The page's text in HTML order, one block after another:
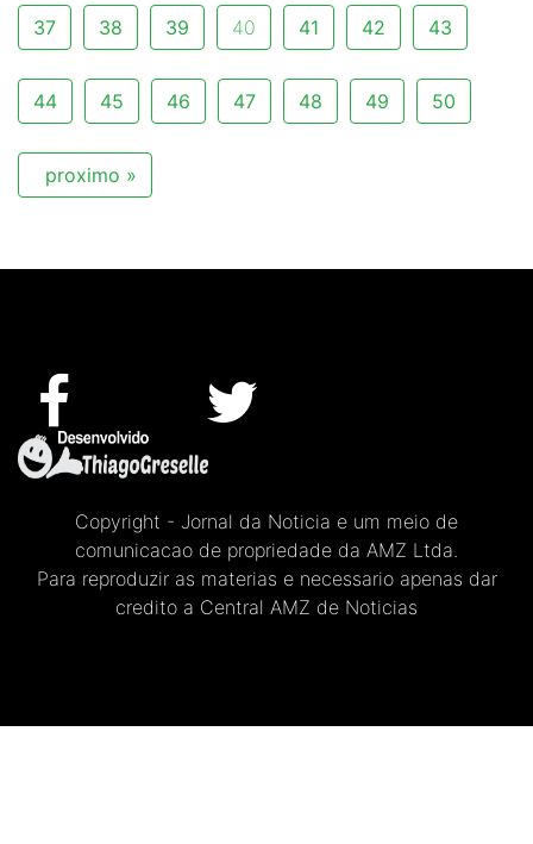
37 38 39 40 41 42 43
44 45 46 47 48 49 50
proximo »
Copyright - Jornal da Noticia e um meio de
comunicacao de propriedade da AMZ Ltda.
Para reproduzir as materias e necessario apenas dar
credito a Central AMZ de Noticias